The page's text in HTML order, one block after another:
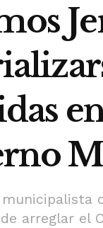
arreglar el